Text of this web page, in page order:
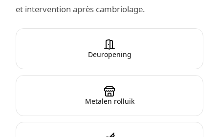
et intervention après cambriolage.
Deuropening
Metalen rolluik